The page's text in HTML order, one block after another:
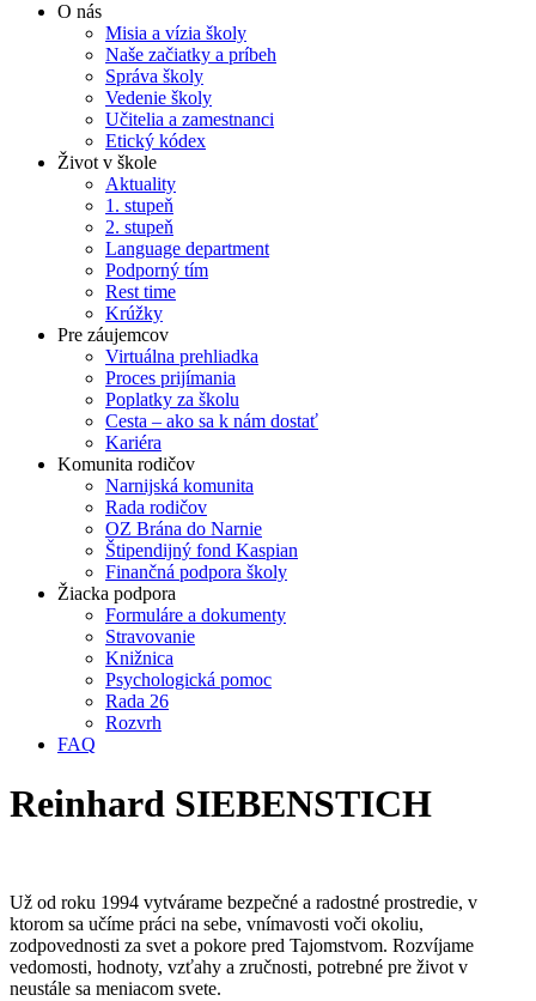
O nás
Misia a vízia školy
Naše začiatky a príbeh
Správa školy
Vedenie školy
Učitelia a zamestnanci
Etický kódex
Život v škole
Aktuality
1. stupeň
2. stupeň
Language department
Podporný tím
Rest time
Krúžky
Pre záujemcov
Virtuálna prehliadka
Proces prijímania
Poplatky za školu
Cesta – ako sa k nám dostať
Kariéra
Komunita rodičov
Narnijská komunita
Rada rodičov
OZ Brána do Narnie
Štipendijný fond Kaspian
Finančná podpora školy
Žiacka podpora
Formuláre a dokumenty
Stravovanie
Knižnica
Psychologická pomoc
Rada 26
Rozvrh
FAQ
Reinhard SIEBENSTICH
Už od roku 1994 vytvárame bezpečné a radostné prostredie, v
ktorom sa učíme práci na sebe, vnímavosti voči okoliu,
zodpovednosti za svet a pokore pred Tajomstvom. Rozvíjame
vedomosti, hodnoty, vzťahy a zručnosti, potrebné pre život v
neustále sa meniacom svete.